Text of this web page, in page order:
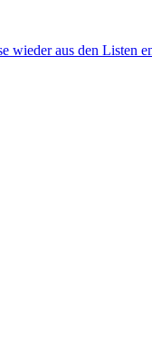
wieder aus den Listen